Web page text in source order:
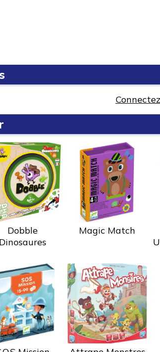
Dobble
Dinosaures
Magic Match